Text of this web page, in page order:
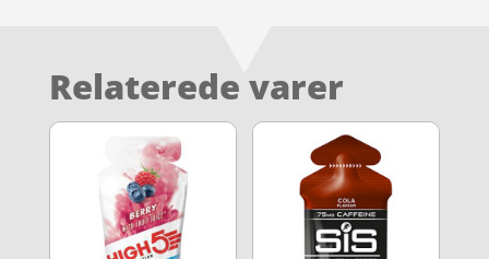
Relaterede varer